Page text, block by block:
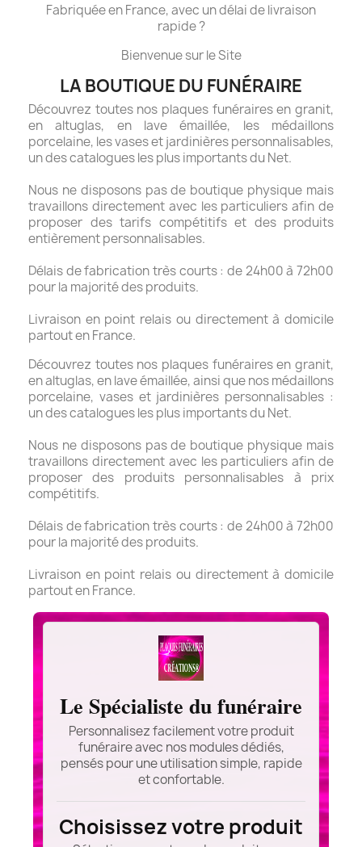
Fabriquée en France, avec un délai de livraison
rapide ?
Bienvenue sur le Site
LA BOUTIQUE DU FUNÉRAIRE
Découvrez toutes nos plaques funéraires en granit,
en altuglas, en lave émaillée, les médaillons
porcelaine, les vases et jardinières personnalisables,
un des catalogues les plus importants du Net.
Nous ne disposons pas de boutique physique mais
travaillons directement avec les particuliers afin de
proposer des tarifs compétitifs et des produits
entièrement personnalisables.
Délais de fabrication très courts : de 24h00 à 72h00
pour la majorité des produits.
Livraison en point relais ou directement à domicile
partout en France.
Découvrez toutes nos plaques funéraires en granit,
en altuglas, en lave émaillée, ainsi que nos médaillons
porcelaine, vases et jardinières personnalisables :
un des catalogues les plus importants du Net.
Nous ne disposons pas de boutique physique mais
travaillons directement avec les particuliers afin de
proposer des produits personnalisables à prix
compétitifs.
Délais de fabrication très courts : de 24h00 à 72h00
pour la majorité des produits.
Livraison en point relais ou directement à domicile
partout en France.
Le Spécialiste du funéraire
Personnalisez facilement votre produit
funéraire avec nos modules dédiés,
pensés pour une utilisation simple, rapide
et confortable.
Choisissez votre produit